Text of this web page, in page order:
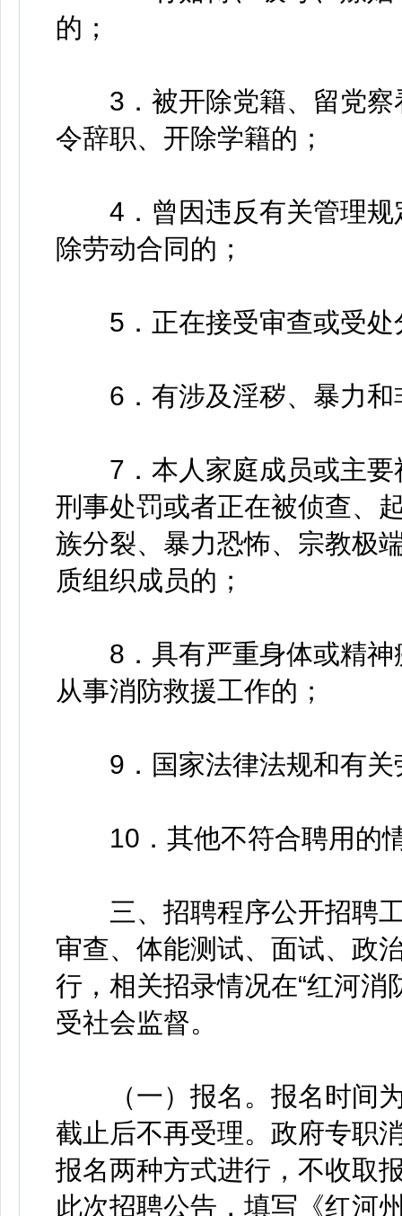
的；
3．被开除党籍、留党察
令辞职、开除学籍的；
4．曾因违反有关管理规
除劳动合同的；
5．正在接受审查或受处
6．有涉及淫秽、暴力和
7．本人家庭成员或主要
刑事处罚或者正在被侦查、
族分裂、暴力恐怖、宗教极
质组织成员的；
8．具有严重身体或精神
从事消防救援工作的；
9．国家法律法规和有关
10．其他不符合聘用的
三、招聘程序公开招聘工
审查、体能测试、面试、政
行，相关招录情况在“红河消
受社会监督。
（一）报名。报名时间为
截止后不再受理。政府专职
报名两种方式进行，不收取
此次招聘公告，填写《红河